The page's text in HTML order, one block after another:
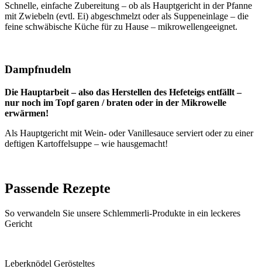
Schnelle, einfache Zubereitung – ob als Hauptgericht in der Pfanne
mit Zwiebeln (evtl. Ei) abgeschmelzt oder als Suppeneinlage – die
feine schwäbische Küche für zu Hause – mikrowellengeeignet.
Dampfnudeln
Die Hauptarbeit – also das Herstellen des Hefeteigs entfällt –
nur noch im Topf garen / braten oder in der Mikrowelle
erwärmen!
Als Hauptgericht mit Wein- oder Vanillesauce serviert oder zu einer
deftigen Kartoffelsuppe – wie hausgemacht!
Passende Rezepte
So verwandeln Sie unsere Schlemmerli-Produkte in ein leckeres
Gericht
Leberknödel Gerösteltes